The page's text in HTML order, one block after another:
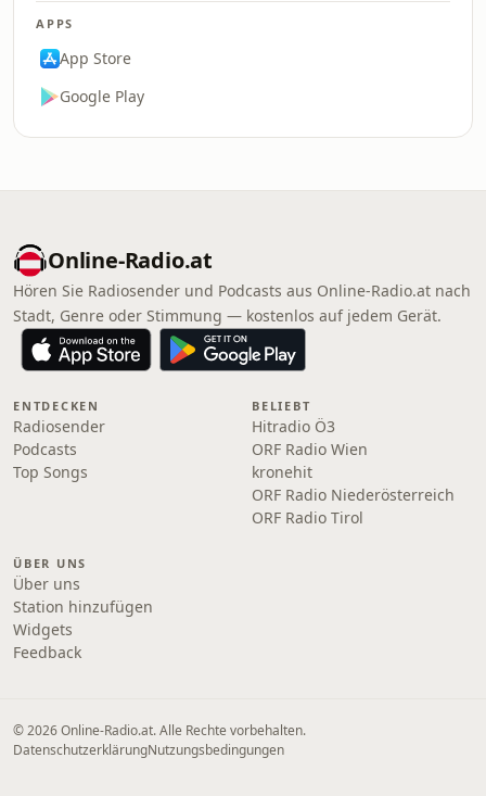
APPS
App Store
Google Play
Online‑Radio.at
Hören Sie Radiosender und Podcasts aus Online‑Radio.at nach
Stadt, Genre oder Stimmung — kostenlos auf jedem Gerät.
ENTDECKEN
Radiosender
Podcasts
Top Songs
BELIEBT
Hitradio Ö3
ORF Radio Wien
kronehit
ORF Radio Niederösterreich
ORF Radio Tirol
ÜBER UNS
Über uns
Station hinzufügen
Widgets
Feedback
© 2026 Online‑Radio.at. Alle Rechte vorbehalten.
DatenschutzerklärungNutzungsbedingungen